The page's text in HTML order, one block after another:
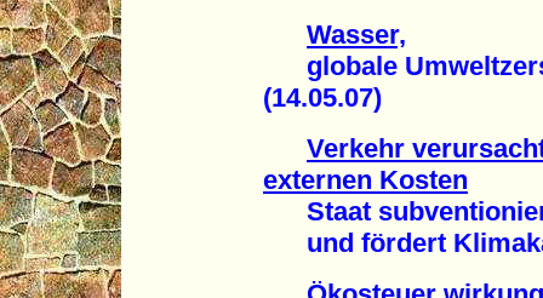
Wasser,
globale
(14.05.07)
Verkehr
externen Kosten
Staat
und fördert